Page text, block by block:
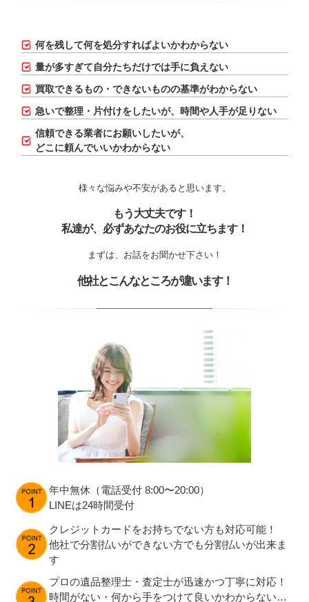
何を残して何を処分すればよいかわからない
量が多すぎて自分たちだけでは手に負えない
買取できるもの・できないものの基準がわからない
急いで整理・片付けをしたいが、 時間や人手が足りない
信頼できる業者にお願いしたいが、
どこに頼んでいいかわからない
様々な悩みや不安があると思います。
もう大丈夫です！
私達が、必ずあなたのお役に立ちます！
まずは、お話をお聞かせ下さい！
他社とこんなところが違います！
年中無休（電話受付 8:00〜20:00）
LINEは24時間受付
クレジットカードをお持ちでない方も対応可能！
他社で分割払いができない方でも分割払いが出来ま
す
プロの遺品整理士・査定士が迅速かつ丁寧に対応！
時間がない・何から手をつけて良いかわからない…